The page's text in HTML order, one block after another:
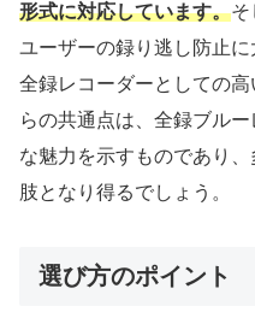
形式に対応しています。そ
ユーザーの録り逃し防止
全録レコーダーとしての
らの共通点は、全録ブル
な魅力を示すものであり
肢となり得るでしょう。
選び方のポイント